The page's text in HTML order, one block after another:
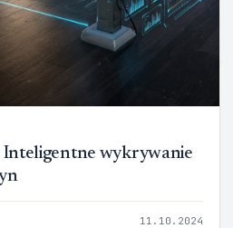
wykrywanie
11.10.2024